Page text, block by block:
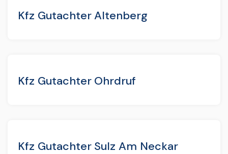
Kfz Gutachter Altenberg
Kfz Gutachter Ohrdruf
Kfz Gutachter Sulz Am Neckar